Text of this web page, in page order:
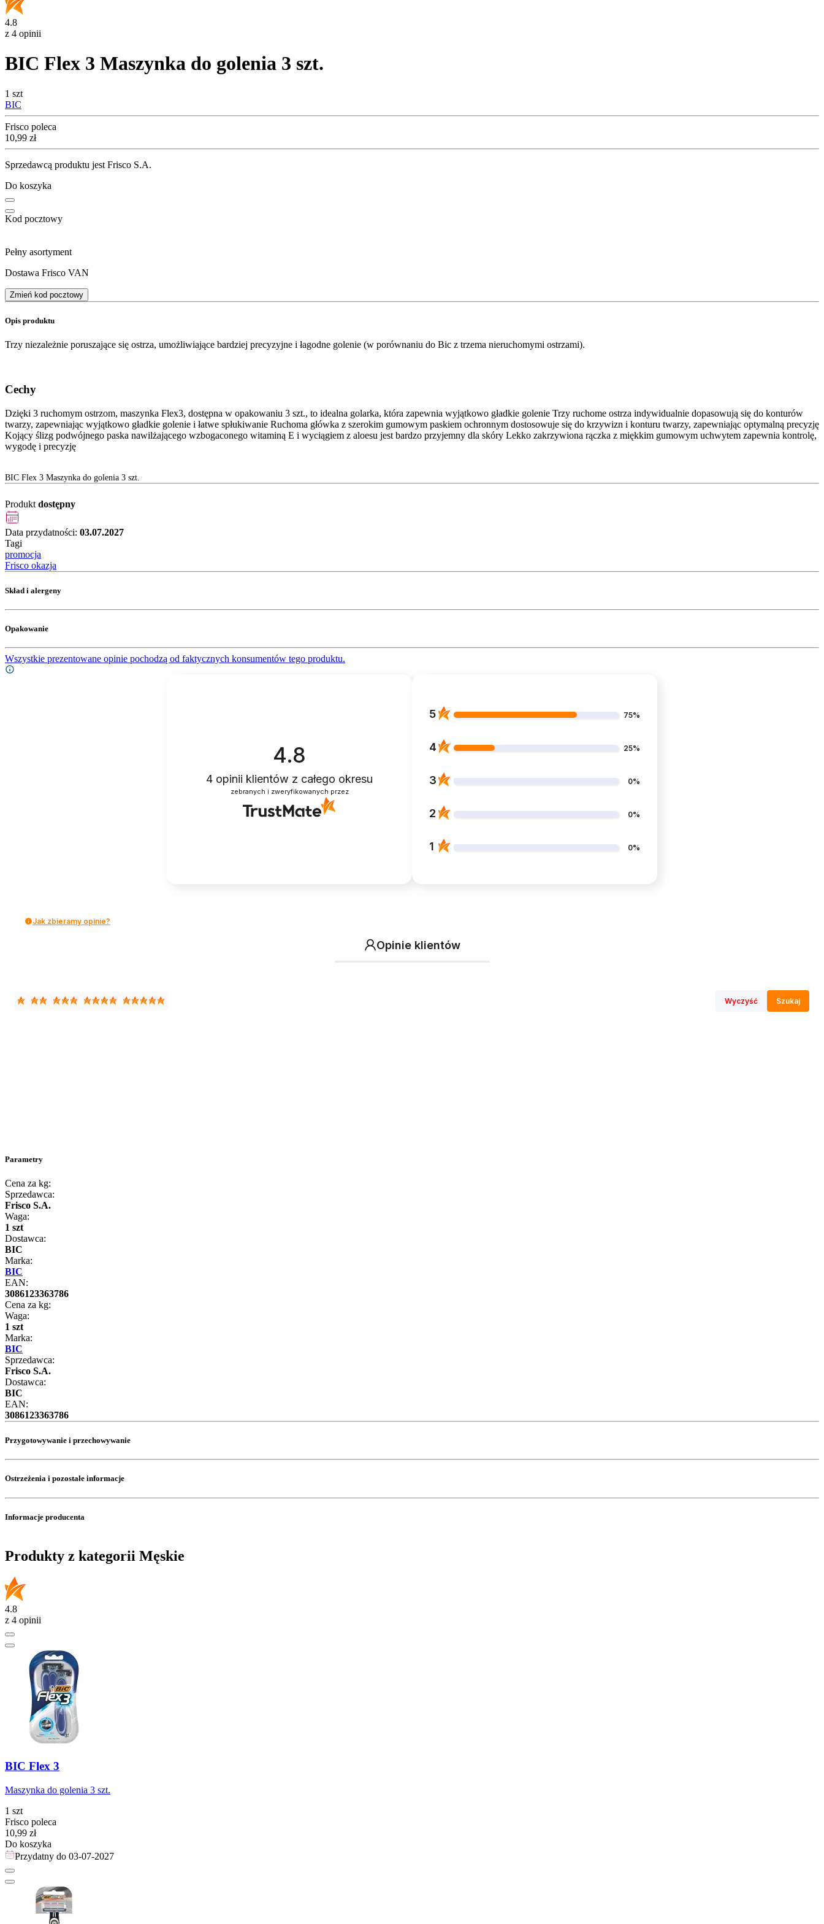
4.8
z 4 opinii
BIC Flex 3 Maszynka do golenia 3 szt.
1 szt
BIC
Frisco poleca
Cena
10,99 zł
Sprzedawcą produktu jest Frisco S.A.
Do koszyka
Kod pocztowy
Pełny asortyment
Dostawa Frisco VAN
Zmień kod pocztowy
Opis produktu
Trzy niezależnie poruszające się ostrza, umożliwiające bardziej precyzyjne i łagodne golenie (w porównaniu do Bic z trzema nieruchomymi ostrzami).
Cechy
Dzięki 3 ruchomym ostrzom, maszynka Flex3, dostępna w opakowaniu 3 szt., to idealna golarka, która zapewnia wyjątkowo gładkie golenie Trzy ruchome ostrza indywidualnie dopasowują się do konturów
twarzy, zapewniając wyjątkowo gładkie golenie i łatwe spłukiwanie Ruchoma główka z szerokim gumowym paskiem ochronnym dostosowuje się do krzywizn i konturu twarzy, zapewniając optymalną precyzję
Kojący ślizg podwójnego paska nawilżającego wzbogaconego witaminą E i wyciągiem z aloesu jest bardzo przyjemny dla skóry Lekko zakrzywiona rączka z miękkim gumowym uchwytem zapewnia kontrolę,
wygodę i precyzję
BIC Flex 3 Maszynka do golenia 3 szt.
Produkt dostępny
Data przydatności: 03.07.2027
Tagi
promocja
Frisco okazja
Skład i alergeny
Opakowanie
Wszystkie prezentowane opinie pochodzą od faktycznych konsumentów tego produktu.
4.8
4 opinii klientów z całego okresu
zebranych i zweryfikowanych przez
5 75%
4 25%
3 0%
2 0%
1 0%
Jak zbieramy opinie?
Opinie klientów
Wyczyść Szukaj
Parametry
Cena za kg:
Sprzedawca:
Frisco S.A.
Waga:
1 szt
Dostawca:
BIC
Marka:
BIC
EAN:
3086123363786
Cena za kg:
Waga:
1 szt
Marka:
BIC
Sprzedawca:
Frisco S.A.
Dostawca:
BIC
EAN:
3086123363786
Przygotowywanie i przechowywanie
Ostrzeżenia i pozostałe informacje
Informacje producenta
Produkty z kategorii Męskie
4.8
z 4 opinii
BIC Flex 3
Maszynka do golenia 3 szt.
1 szt
Frisco poleca
Cena
10,99 zł
Do koszyka
Przydatny do 03-07-2027